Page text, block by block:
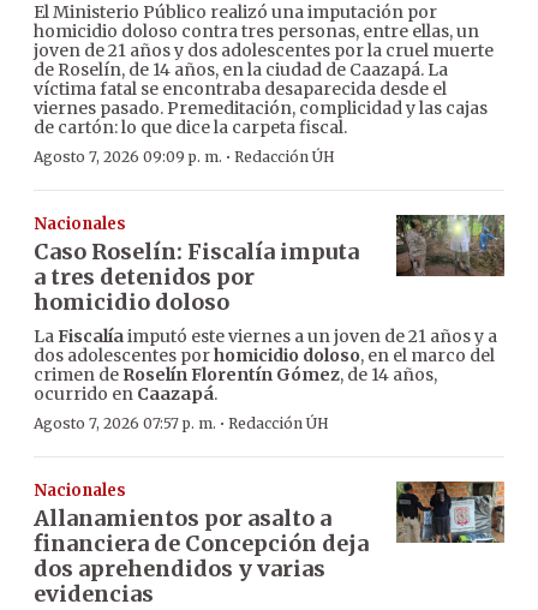
El Ministerio Público realizó una imputación por
homicidio doloso contra tres personas, entre ellas, un
joven de 21 años y dos adolescentes por la cruel muerte
de Roselín, de 14 años, en la ciudad de Caazapá. La
víctima fatal se encontraba desaparecida desde el
viernes pasado. Premeditación, complicidad y las cajas
de cartón: lo que dice la carpeta fiscal.
Agosto 7, 2026 09:09 p. m. · Redacción ÚH
Nacionales
Caso Roselín: Fiscalía imputa
a tres detenidos por
homicidio doloso
LaFiscalíaimputó este viernes a un joven de 21 años y a
dos adolescentes porhomicidio doloso, en el marco del
crimen de Roselín Florentín Gómez, de 14 años,
ocurrido en Caazapá.
Agosto 7, 2026 07:57 p. m. · Redacción ÚH
Nacionales
Allanamientos por asalto a
financiera de Concepción deja
dos aprehendidos y varias
evidencias